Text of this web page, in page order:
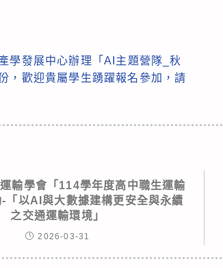
學發展中心辦理「AI主題營隊_秋
，歡迎貴屬學生踴躍報名參加，請
輸學會「114學年度高中職生運輸
「以AI與大數據建構更安全與永續
之交通運輸環境」
2026-03-31